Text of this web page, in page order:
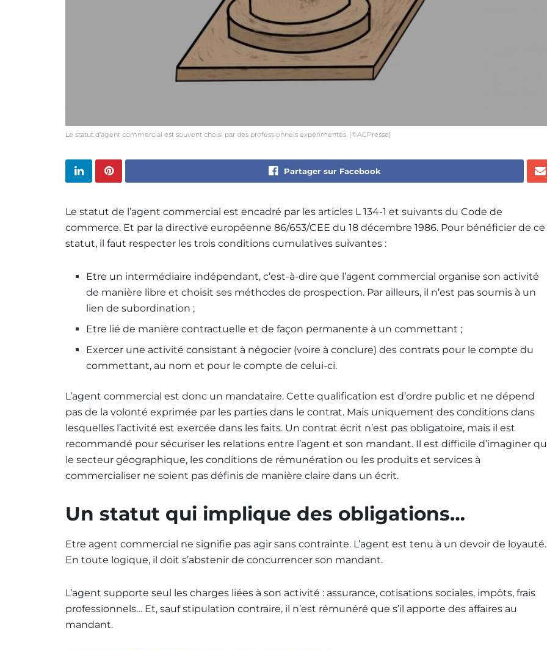
Le statut d’agent commercial est souvent choisi par des professionnels expérimentés. [©ACPresse]
Partager sur Facebook
Le statut de l’agent commercial est encadré par les articles L 134-1 et suivants du Code de
commerce. Et par la directive européenne 86/653/CEE du 18 décembre 1986. Pour bénéficier de ce
statut, il faut respecter les trois conditions cumulatives suivantes :
Etre un intermédiaire indépendant, c’est-à-dire que l’agent commercial organise son activité
de manière libre et choisit ses méthodes de prospection. Par ailleurs, il n’est pas soumis à un
lien de subordination ;
Etre lié de manière contractuelle et de façon permanente à un commettant ;
Exercer une activité consistant à négocier (voire à conclure) des contrats pour le compte du
commettant, au nom et pour le compte de celui-ci.
L’agent commercial est donc un mandataire. Cette qualification est d’ordre public et ne dépend
pas de la volonté exprimée par les parties dans le contrat. Mais uniquement des conditions dans
lesquelles l’activité est exercée dans les faits. Un contrat écrit n’est pas obligatoire, mais il est
recommandé pour sécuriser les relations entre l’agent et son mandant. Il est difficile d’imaginer
le secteur géographique, les conditions de rémunération ou les produits et services à
commercialiser ne soient pas définis de manière claire dans un écrit.
Un statut qui implique des obligations…
Etre agent commercial ne signifie pas agir sans contrainte. L’agent est tenu à un devoir de loyauté.
En toute logique, il doit s’abstenir de concurrencer son mandant.
L’agent supporte seul les charges liées à son activité : assurance, cotisations sociales, impôts, frais
professionnels… Et, sauf stipulation contraire, il n’est rémunéré que s’il apporte des affaires au
mandant.